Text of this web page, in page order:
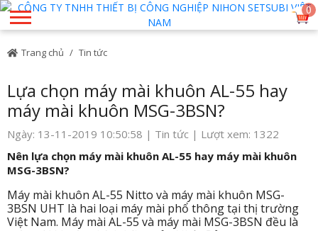
0
Trang chủ Tin tức
Lựa chọn máy mài khuôn AL-55 hay
máy mài khuôn MSG-3BSN?
Ngày: 13-11-2019 10:50:58 | Tin tức | Lượt xem: 1322
Nên lựa chọn máy mài khuôn AL-55 hay máy mài khuôn
MSG-3BSN?
Máy mài khuôn AL-55 Nitto và máy mài khuôn MSG-
3BSN UHT là hai loại máy mài phổ thông tại thị trường
Việt Nam. Máy mài AL-55 và máy mài MSG-3BSN đều là